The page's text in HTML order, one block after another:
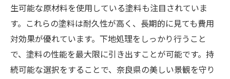
生可能な原材料を使用している塗料も注目されていま
す。これらの塗料は耐久性が高く、長期的に見ても費用
対効果が優れています。下地処理をしっかり行うこと
で、塗料の性能を最大限に引き出すことが可能です。持
続可能な選択をすることで、奈良県の美しい景観を守り